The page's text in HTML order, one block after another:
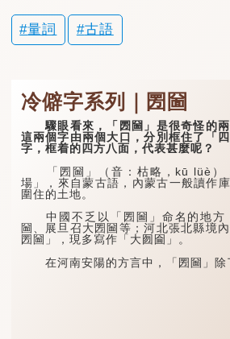
量詞 古語
冷僻字系列｜圐圙
驟眼看來，「圐圙」是很奇怪的兩
這兩個字由兩個大口，分別框住了「
字，框着的四方八面，代表甚麼呢？
「圐圙」（音：枯略，kū lüè）
場」，來自蒙古語，內蒙古一般讀作
圍住的土地。
中國不乏以「圐圙」命名的地方
圙、展旦召大圐圙等；河北張北縣境
圐圙」，現多寫作「大囫圇」。
在河南安陽的方言中，「圐圙」除